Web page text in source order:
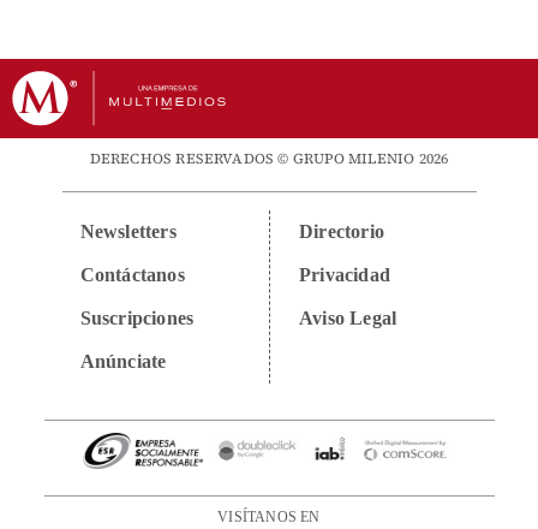
DERECHOS RESERVADOS © GRUPO MILENIO 2026
Newsletters
Contáctanos
Suscripciones
Anúnciate
Directorio
Privacidad
Aviso Legal
VISÍTANOS EN